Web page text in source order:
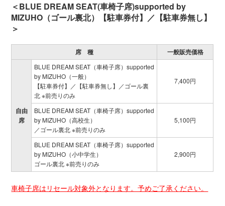
＜BLUE DREAM SEAT(車椅子席)supported by
MIZUHO（ゴール裏北）【駐車券付】／【駐車券無し】
＞
席 種 一般販売価格
自由
席
BLUE DREAM SEAT（車椅子席）supported
by MIZUHO（一般）
【駐車券付】／【駐車券無し】／ゴール裏
北 ※前売りのみ
7,400円
BLUE DREAM SEAT（車椅子席）supported
by MIZUHO（高校生）
／ゴール裏北 ※前売りのみ
5,100円
BLUE DREAM SEAT（車椅子席）supported
by MIZUHO（小中学生）
ゴール裏北 ※前売りのみ
2,900円
車椅子席はリセール対象外となります。予めご了承ください。